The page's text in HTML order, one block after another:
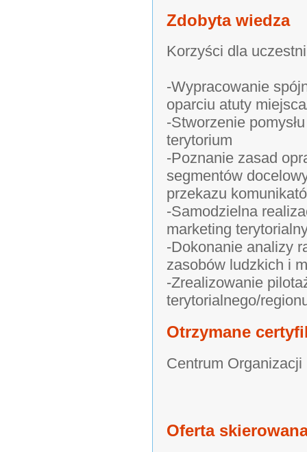
Zdobyta wiedza
Korzyści dla
-Wypracowanie
oparciu atuty
-Stworzenie
terytorium
-Poznanie zasad
segmentów
przekazu
-Samodzielna
marketing
-Dokonanie analizy
zasobów ludzkich i
-Zrealizowanie
terytorialnego/
Otrzymane
Centrum
Oferta